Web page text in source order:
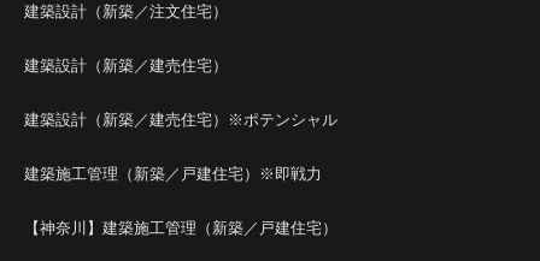
建築設計（新築／注文住宅）
建築設計（新築／建売住宅）
建築設計（新築／建売住宅）※ポテンシャル
建築施工管理（新築／戸建住宅）※即戦力
【神奈川】建築施工管理（新築／戸建住宅）